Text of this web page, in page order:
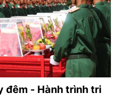
đêm - Hành trình tri